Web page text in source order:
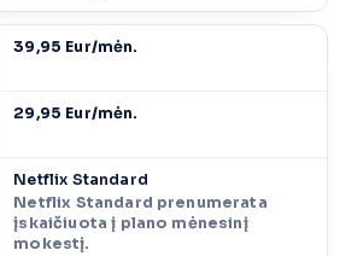
39,95 Eur/mėn.
29,95 Eur/mėn.
Netflix Standard
Netflix Standard prenumerata
įskaičiuota į plano mėnesinį
mokestį.